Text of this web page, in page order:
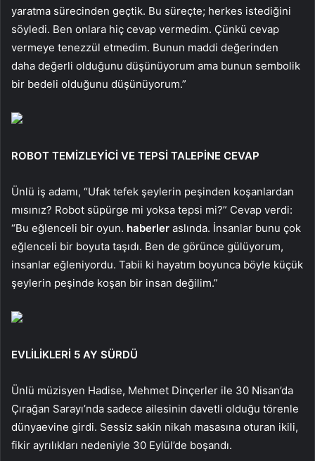
yaratma sürecinden geçtik. Bu süreçte; herkes istediğini
söyledi. Ben onlara hiç cevap vermedim. Çünkü cevap
vermeye tenezzül etmedim. Bunun maddi değerinden
daha değerli olduğunu düşünüyorum ama bunun sembolik
bir bedeli olduğunu düşünüyorum.”
ROBOT TEMİZLEYİCİ VE TEPSİ TALEPİNE CEVAP
Ünlü iş adamı, “Ufak tefek şeylerin peşinden koşanlardan
mısınız? Robot süpürge mi yoksa tepsi mi?” Cevap verdi:
“Bu eğlenceli bir oyun. haberler aslında. İnsanlar bunu çok
eğlenceli bir boyuta taşıdı. Ben de görünce gülüyorum,
insanlar eğleniyordu. Tabii ki hayatım boyunca böyle küçük
şeylerin peşinde koşan bir insan değilim.”
EVLİLİKLERİ 5 AY SÜRDÜ
Ünlü müzisyen Hadise, Mehmet Dinçerler ile 30 Nisan’da
Çırağan Sarayı’nda sadece ailesinin davetli olduğu törenle
dünyaevine girdi. Sessiz sakin nikah masasına oturan ikili,
fikir ayrılıkları nedeniyle 30 Eylül’de boşandı.